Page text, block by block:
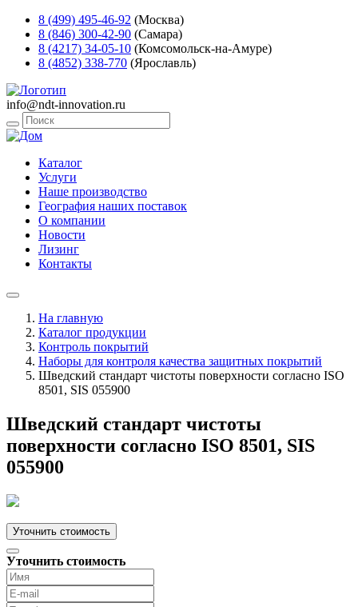
8 (499) 495-46-92 (Москва)
8 (846) 300-42-90 (Самара)
8 (4217) 34-05-10 (Комсомольск-на-Амуре)
8 (4852) 338-770 (Ярославль)
info@ndt-innovation.ru
Каталог
Услуги
Наше производство
География наших поставок
О компании
Новости
Лизинг
Контакты
На главную
Каталог продукции
Контроль покрытий
Наборы для контроля качества защитных покрытий
Шведский стандарт чистоты поверхности согласно ISO
8501, SIS 055900
Шведский стандарт чистоты
поверхности согласно ISO 8501, SIS
055900
Уточнить стоимость
Уточнить стоимость